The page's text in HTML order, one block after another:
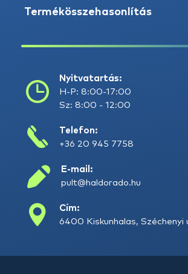
Termékösszehasonlítás
Nyitvatartás:
H-P: 8:00-17:00
Sz: 8:00 - 12:00
Telefon:
+36 20 945 7758
E-mail:
pult@haldorado.hu
Cím:
6400 Kiskunhalas, Széchenyi